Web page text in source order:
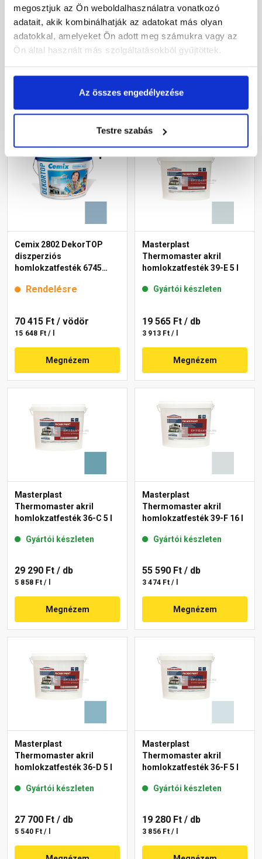
megosztjuk az Ön weboldalhasználatra vonatkozó
adatait, akik kombinálhatják az adatokat más olyan
adatokkal, amelyeket Ön adott meg számukra vagy az
Ön által használt más szolgáltatásokból gyűjtöttek.
Az összes engedélyezése
Testre szabás
diszperziós
homlokzatfesték 4727 blue
Rendelésre
Megnézem
diszperziós
homlokzatfesték 4741 blue
Rendelésre
Megnézem
Cemix 2802 DekorTOP
diszperziós
homlokzatfesték 6745
Rendelésre
70 415 Ft / vödör
15 648 Ft / l
Megnézem
Masterplast
Thermomaster akril
homlokzatfesték 39-E 5 l
Gyártói készleten
19 565 Ft / db
3 913 Ft / l
Megnézem
Masterplast
Thermomaster akril
homlokzatfesték 36-C 5 l
Gyártói készleten
29 290 Ft / db
5 858 Ft / l
Megnézem
Masterplast
Thermomaster akril
homlokzatfesték 39-F 16 l
Gyártói készleten
55 590 Ft / db
3 474 Ft / l
Megnézem
Masterplast
Thermomaster akril
homlokzatfesték 36-D 5 l
Gyártói készleten
27 700 Ft / db
5 540 Ft / l
Masterplast
Thermomaster akril
homlokzatfesték 36-F 5 l
Gyártói készleten
19 280 Ft / db
3 856 Ft / l